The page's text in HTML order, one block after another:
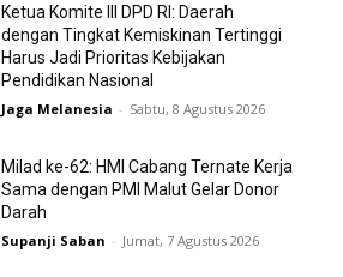
Ketua Komite III DPD RI: Daerah
dengan Tingkat Kemiskinan Tertinggi
Harus Jadi Prioritas Kebijakan
Pendidikan Nasional
Jaga Melanesia - Sabtu, 8 Agustus 2026
Milad ke-62: HMI Cabang Ternate Kerja
Sama dengan PMI Malut Gelar Donor
Darah
Supanji Saban - Jumat, 7 Agustus 2026